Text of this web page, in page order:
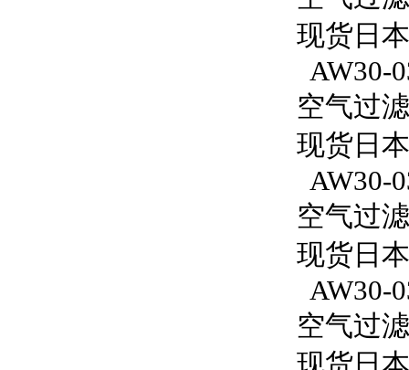
现货日
AW30-
空气过
现货日
AW30-
空气过
现货日
AW30-
空气过